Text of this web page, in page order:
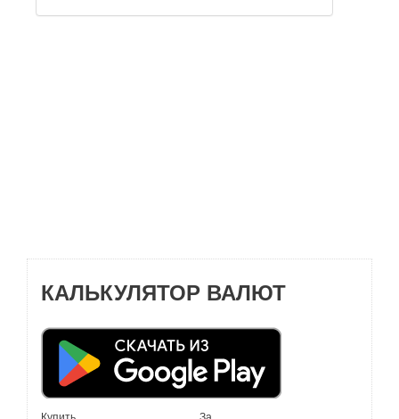
КАЛЬКУЛЯТОР ВАЛЮТ